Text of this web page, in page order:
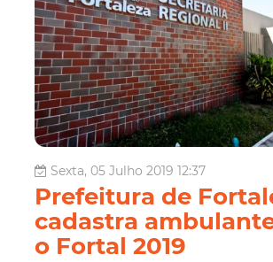
Sexta, 05 Julho 2019 12:37
Prefeitura de
cadastra
o Fortal 2019